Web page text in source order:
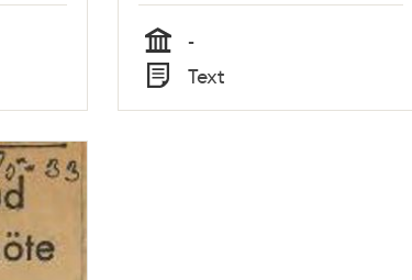
Tid
-
Typ
Text